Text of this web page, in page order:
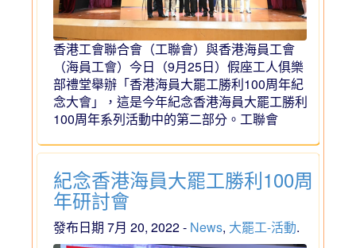
香港工會聯合會（工聯會）與香港海員工會
（海員工會）今日（9月25日）假座工人俱樂
部禮堂舉辦「香港海員大罷工勝利100周年紀
念大會」，這是今年紀念香港海員大罷工勝利
100周年系列活動中的第二部分。工聯會
紀念香港海員大罷工勝利100周
年研討會
發布日期 7月 20, 2022 - News, 大罷工-活動.